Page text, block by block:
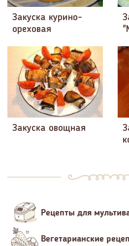
Закуска курино-
ореховая
Закуска овощная
Рецепты для
Вегетарианские